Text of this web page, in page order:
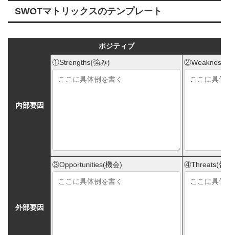
SWOTマトリックスのテンプレート
ポジティブ
内部要因
①Strengths(強み)
外部要因
③Opportunities(機会) ④Threats(脅